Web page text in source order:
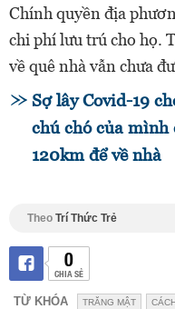
Chính quyền địa
chi phí lưu trú cho họ.
về quê nhà vẫn chưa
Sợ lây Covid-19
chú chó của mình
120km để về nhà
Theo Trí Thức Trẻ
0
CHIA SẺ
TỪ KHÓA TRĂNG MẬT